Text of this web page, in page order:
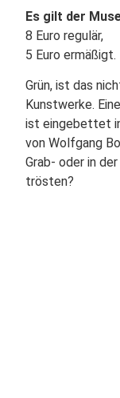
Es gilt der
8 Euro regulär,
5 Euro ermäßigt.
Grün, ist das
Kunstwerke.
ist eingebettet
von Wolfgang
Grab- oder in
trösten?